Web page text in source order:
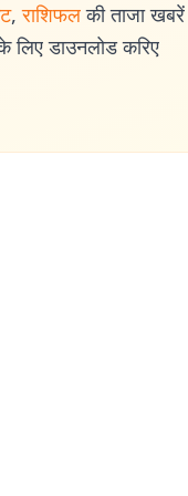
, राशिफल की ताजा
डाउनलोड करिए